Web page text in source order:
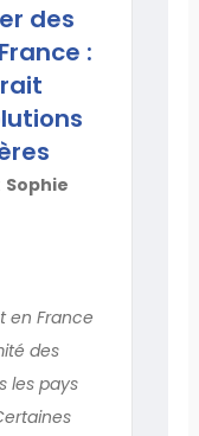
des
:
Sophie
en France
des
les pays